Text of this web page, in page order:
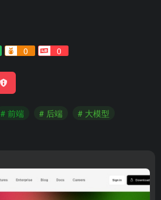
0 0
# 前端 # 后端
# 大模型